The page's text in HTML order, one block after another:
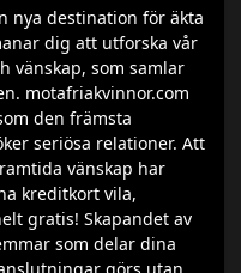
nya destination för äkta
dig att utforska vår
vänskap, som samlar
motafriakvinnor.com
den främsta
seriösa relationer. Att
vänskap har
kreditkort vila,
gratis! Skapandet av
som delar dina